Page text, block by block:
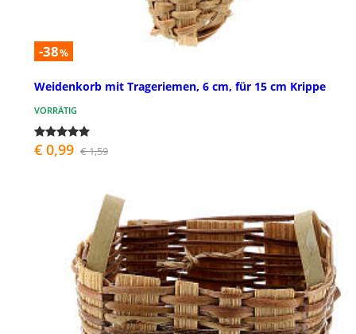
-38%
Weidenkorb mit Trageriemen, 6 cm, für 15 cm Krippe
VORRÄTIG
€ 0,99 € 1,59